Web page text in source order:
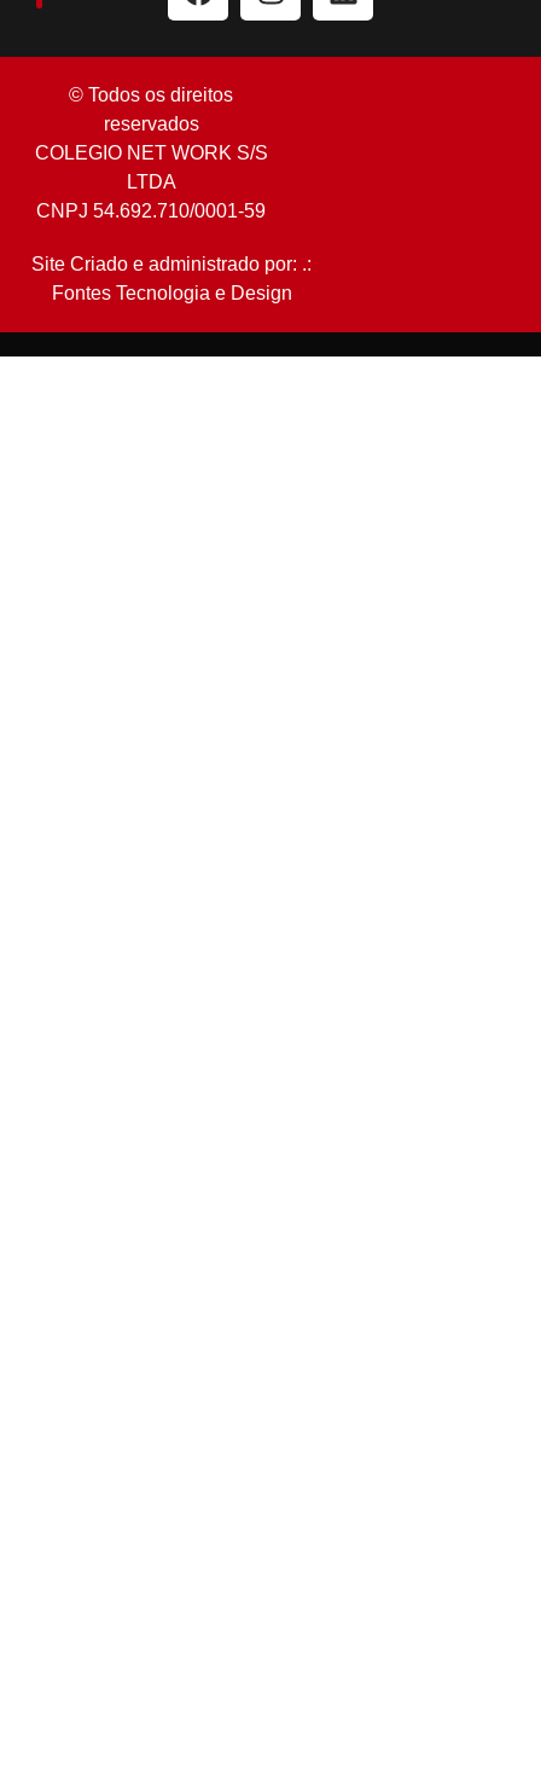
© Todos os direitos
reservados
COLEGIO NET WORK S/S
LTDA
CNPJ 54.692.710/0001-59
Site Criado e administrado por: .:
Fontes Tecnologia e Design